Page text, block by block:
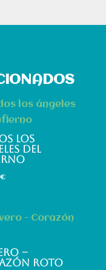
LOS
DEL
€
–
ROTO